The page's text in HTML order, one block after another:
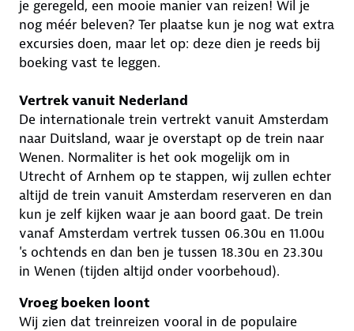
je geregeld, een mooie manier van reizen! Wil je
nog méér beleven? Ter plaatse kun je nog wat extra
excursies doen, maar let op: deze dien je reeds bij
boeking vast te leggen.
Vertrek vanuit Nederland
De internationale trein vertrekt vanuit Amsterdam
naar Duitsland, waar je overstapt op de trein naar
Wenen. Normaliter is het ook mogelijk om in
Utrecht of Arnhem op te stappen, wij zullen echter
altijd de trein vanuit Amsterdam reserveren en dan
kun je zelf kijken waar je aan boord gaat. De trein
vanaf Amsterdam vertrek tussen 06.30u en 11.00u
's ochtends en dan ben je tussen 18.30u en 23.30u
in Wenen (tijden altijd onder voorbehoud).
Vroeg boeken loont
Wij zien dat treinreizen vooral in de populaire